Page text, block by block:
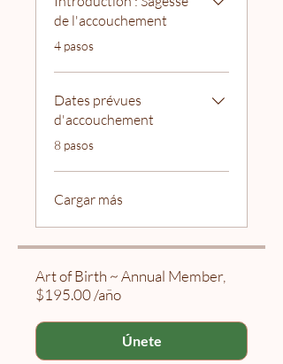
de l'accouchement
4 pasos
Dates prévues
d'accouchement
.8 pasos
Cargar más
Art of Birth ~ Annual Member,
$195.00 /año
Únete